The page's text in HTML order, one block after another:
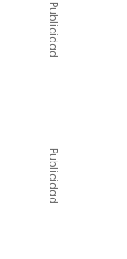
Publicidad
Publicidad